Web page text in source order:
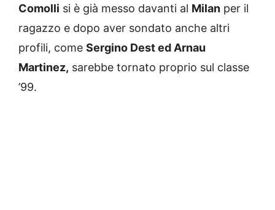
Comolli si è già messo davanti al Milan per il
ragazzo e dopo aver sondato anche altri
profili, come Sergino Dest ed Arnau
Martinez, sarebbe tornato proprio sul classe
’99.